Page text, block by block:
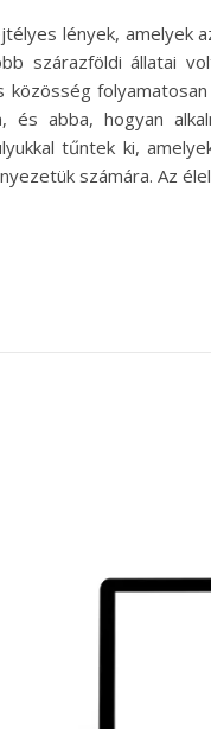
lények, amelyek
szárazföldi állatai
és abba, hogyan
tűntek ki,
számára. Az